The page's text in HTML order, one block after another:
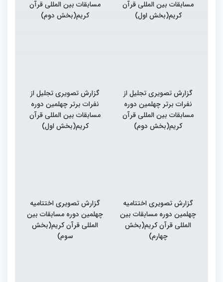
مسابقات بین المللی قرآن
کریم(بخش اول)
مسابقات بین المللی قرآن
کریم(بخش دوم)
گزارش تصویری تجلیل از
نفرات برتر چهلمین دوره
مسابقات بین المللی قرآن
کریم(بخش دوم)
گزارش تصویری تجلیل از
نفرات برتر چهلمین دوره
مسابقات بین المللی قرآن
کریم(بخش اول)
گزارش تصویری اختتامیه
چهلمین دوره مسابقات بین
المللی قرآن کریم(بخش
چهارم)
گزارش تصویری اختتامیه
چهلمین دوره مسابقات بین
المللی قرآن کریم(بخش
سوم)